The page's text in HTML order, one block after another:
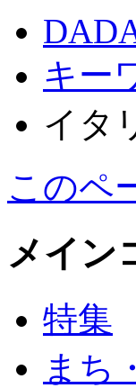
キー
イタ
このペ
メイン
特集
まち